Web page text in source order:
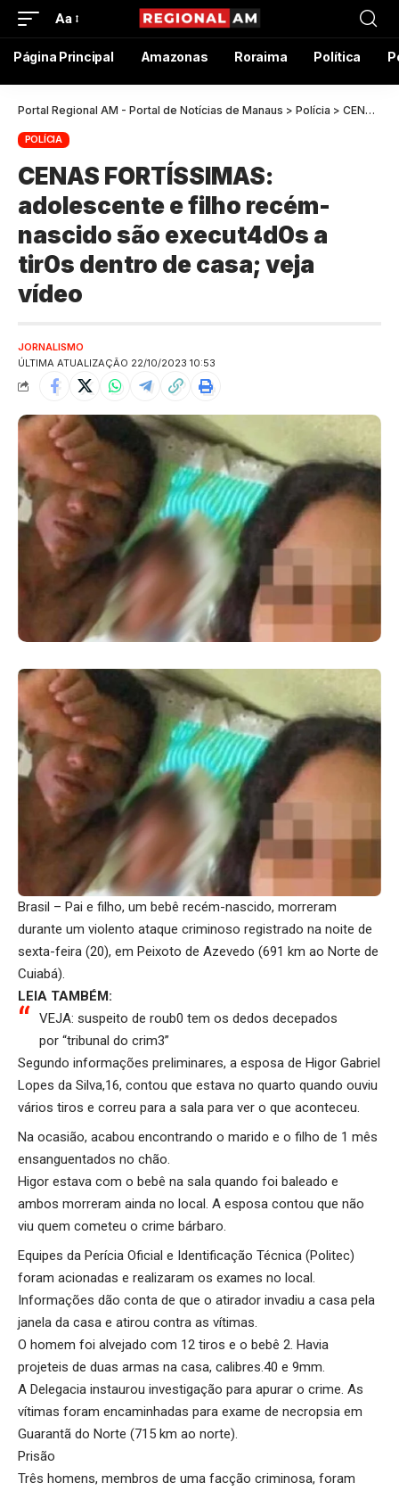
Aa
Página Principal Amazonas Roraima Política
Portal Regional AM - Portal de Notícias de Manaus > Polícia > CENAS FORTÍSSIMAS: adolescente e filho recém-nascido são execut4d0s a tir0s dentro de casa; veja vídeo
POLÍCIA
CENAS FORTÍSSIMAS:
adolescente e filho recém-
nascido são execut4d0s a
tir0s dentro de casa; veja
vídeo
ÚLTIMA ATUALIZAÇÃO 22/10/2023 10:53
JORNALISMO
Brasil – Pai e filho, um bebê recém-nascido, morreram
durante um violento ataque criminoso registrado na noite de
sexta-feira (20), em Peixoto de Azevedo (691 km ao Norte de
Cuiabá).
LEIA TAMBÉM:
VEJA: suspeito de roub0 tem os dedos decepados
por “tribunal do crim3”
Segundo informações preliminares, a esposa de Higor Gabriel
Lopes da Silva,16, contou que estava no quarto quando ouviu
vários tiros e correu para a sala para ver o que aconteceu.
Na ocasião, acabou encontrando o marido e o filho de 1 mês
ensanguentados no chão.
Higor estava com o bebê na sala quando foi baleado e
ambos morreram ainda no local. A esposa contou que não
viu quem cometeu o crime bárbaro.
Equipes da Perícia Oficial e Identificação Técnica (Politec)
foram acionadas e realizaram os exames no local.
Informações dão conta de que o atirador invadiu a casa pela
janela da casa e atirou contra as vítimas.
O homem foi alvejado com 12 tiros e o bebê 2. Havia
projeteis de duas armas na casa, calibres.40 e 9mm.
A Delegacia instaurou investigação para apurar o crime. As
vítimas foram encaminhadas para exame de necropsia em
Guarantã do Norte (715 km ao norte).
Prisão
Três homens, membros de uma facção criminosa, foram